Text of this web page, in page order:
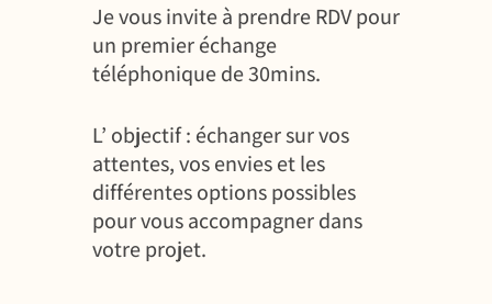
Je vous invite à prendre RDV pour
un premier échange
téléphonique de 30mins.
L’ objectif : échanger sur vos
attentes, vos envies et les
différentes options possibles
pour vous accompagner dans
votre projet.